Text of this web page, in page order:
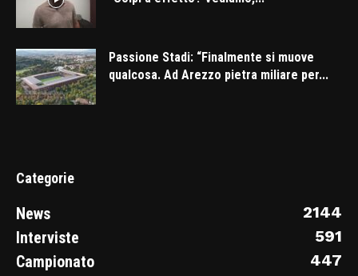
Passione Stadi: “Finalmente si muove
qualcosa. Ad Arezzo pietra miliare per...
Categorie
News
2144
Interviste
591
Campionato
447